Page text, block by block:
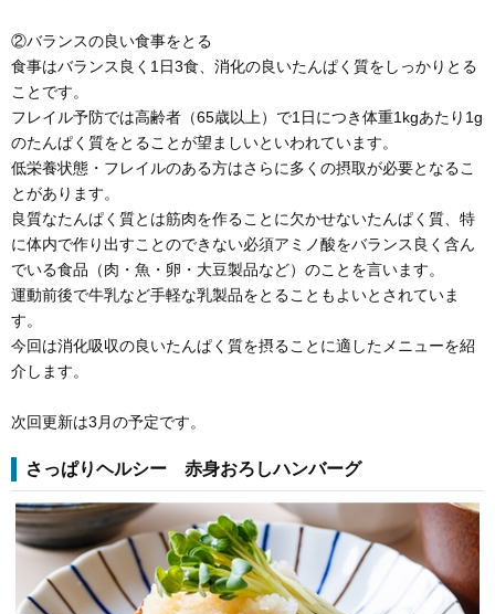
②バランスの良い食事をとる
食事はバランス良く1日3食、消化の良いたんぱく質をしっかりとる
ことです。
フレイル予防では高齢者（65歳以上）で1日につき体重1kgあたり1g
のたんぱく質をとることが望ましいといわれています。
低栄養状態・フレイルのある方はさらに多くの摂取が必要となるこ
とがあります。
良質なたんぱく質とは筋肉を作ることに欠かせないたんぱく質、特
に体内で作り出すことのできない必須アミノ酸をバランス良く含ん
でいる食品（肉・魚・卵・大豆製品など）のことを言います。
運動前後で牛乳など手軽な乳製品をとることもよいとされていま
す。
今回は消化吸収の良いたんぱく質を摂ることに適したメニューを紹
介します。
次回更新は3月の予定です。
さっぱりヘルシー 赤身おろしハンバーグ